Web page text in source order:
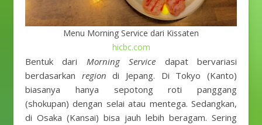
Menu Morning Service dari Kissaten
hicbc.com
Bentuk dari Morning Service dapat bervariasi
berdasarkan region di Jepang. Di Tokyo (Kanto)
biasanya hanya sepotong roti panggang
(shokupan) dengan selai atau mentega. Sedangkan,
di Osaka (Kansai) bisa jauh lebih beragam. Sering